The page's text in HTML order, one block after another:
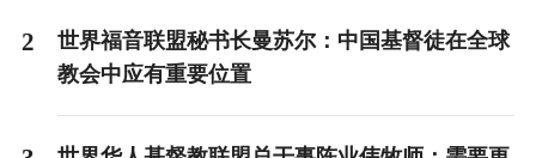
2
世界福音联盟秘书长曼苏尔：中国基督徒在全球
教会中应有重要位置